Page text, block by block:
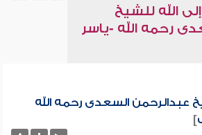
الله للشيخ
رحمه الله -ياسر
عبدالرحمن السعدى رحمه الله
]